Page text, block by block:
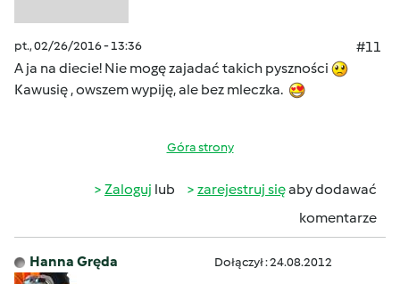
pt., 02/26/2016 - 13:36
#11
A ja na diecie! Nie mogę zajadać takich pyszności
Kawusię , owszem wypiję, ale bez mleczka.
Góra strony
Zaloguj lub zarejestruj sięaby dodawać
komentarze
Hanna Gręda Dołączył : 24.08.2012